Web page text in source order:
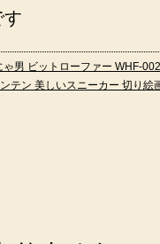
す
男 ビットローファー WHF-
テン 美しいスニーカー 切り絵